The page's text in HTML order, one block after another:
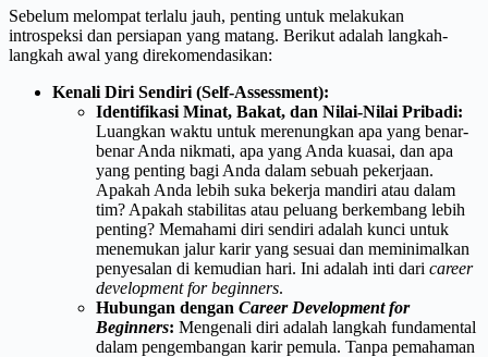
Sebelum melompat terlalu jauh, penting untuk melakukan
introspeksi dan persiapan yang matang. Berikut adalah langkah-
langkah awal yang direkomendasikan:
Kenali Diri Sendiri (Self-Assessment):
Identifikasi Minat, Bakat, dan Nilai-Nilai Pribadi:
Luangkan waktu untuk merenungkan apa yang benar-
benar Anda nikmati, apa yang Anda kuasai, dan apa
yang penting bagi Anda dalam sebuah pekerjaan.
Apakah Anda lebih suka bekerja mandiri atau dalam
tim? Apakah stabilitas atau peluang berkembang lebih
penting? Memahami diri sendiri adalah kunci untuk
menemukan jalur karir yang sesuai dan meminimalkan
penyesalan di kemudian hari. Ini adalah inti dari career
development for beginners.
Hubungan dengan Career Development for
Beginners: Mengenali diri adalah langkah fundamental
dalam pengembangan karir pemula. Tanpa pemahaman